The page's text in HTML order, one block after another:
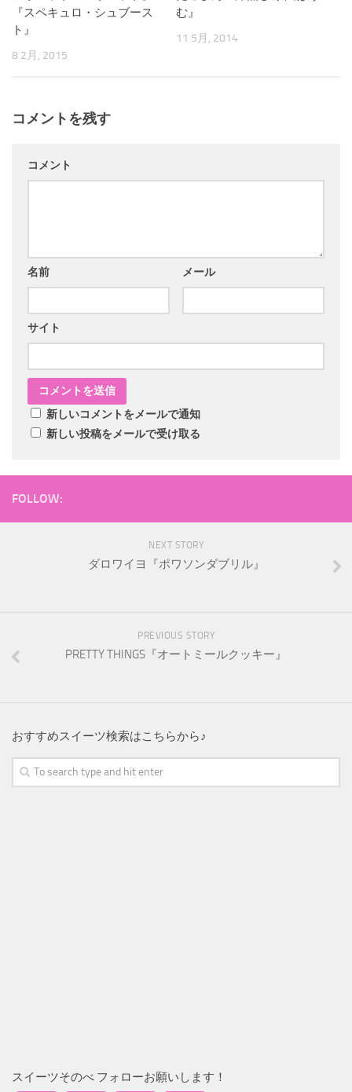
『スペキュロ・シュブース
ト』
8 2月, 2015
む』
11 5月, 2014
コメントを残す
コメント
名前 メール
サイト
新しいコメントをメールで通知
新しい投稿をメールで受け取る
FOLLOW:
NEXT STORY
ダロワイヨ『ポワソンダブリル』
PREVIOUS STORY
PRETTY THINGS『オートミールクッキー』
おすすめスイーツ検索はこちらから♪
スイーツそのべ フォローお願いします！